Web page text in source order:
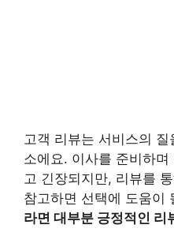
고객 리뷰는 서비스의
소에요. 이사를 준비하
고 긴장되지만, 리뷰를
참고하면 선택에 도움이
라면 대부분 긍정적인 리